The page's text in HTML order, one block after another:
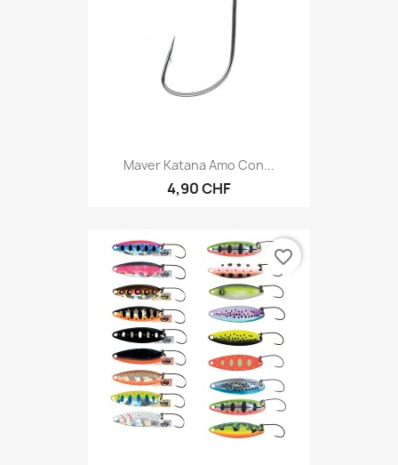
Maver Katana Amo Con...
4,90 CHF
favorite_border